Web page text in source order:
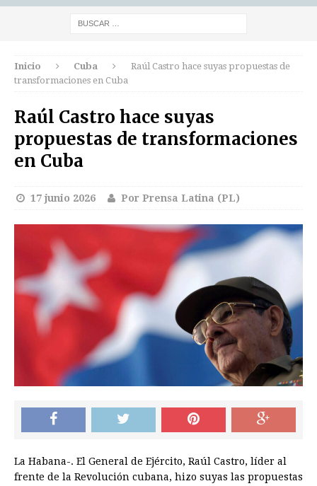
Inicio Cuba
Raúl Castro hace suyas propuestas de
transformaciones en Cuba
Raúl Castro hace suyas
propuestas de transformaciones
en Cuba
17 junio 2026 Por Prensa Latina (PL)
La Habana-. El General de Ejército, Raúl Castro, líder al
frente de la Revolución cubana, hizo suyas las propuestas